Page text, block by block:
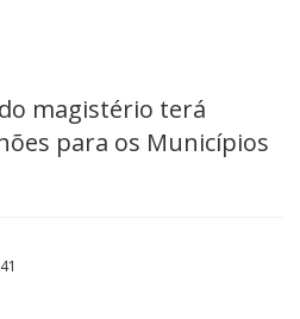
magistério terá
para os Municípios